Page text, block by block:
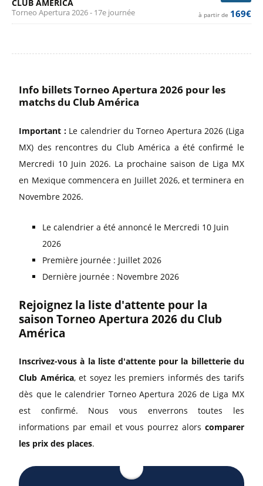
CLUB AMÉRICA
Torneo Apertura 2026 - 17e journée à partir de 169€
Info billets Torneo Apertura 2026 pour les
matchs du Club América
Important :Le calendrier du Torneo Apertura 2026 (Liga
MX) des rencontres du Club América a été confirmé le
Mercredi 10 Juin 2026. La prochaine saison de Liga MX
en Mexique commencera en Juillet 2026, et terminera en
Novembre 2026.
Le calendrier a été annoncé le Mercredi 10 Juin
2026
Première journée : Juillet 2026
Dernière journée : Novembre 2026
Rejoignez la liste d'attente pour la
saison Torneo Apertura 2026 du Club
América
Inscrivez-vous à la liste d'attente pour la billetterie du
Club América, et soyez les premiers informés des tarifs
dès que le calendrier Torneo Apertura 2026 de Liga MX
est confirmé. Nous vous enverrons toutes les
informations par email et vous pourrez alors comparer
les prix des places.